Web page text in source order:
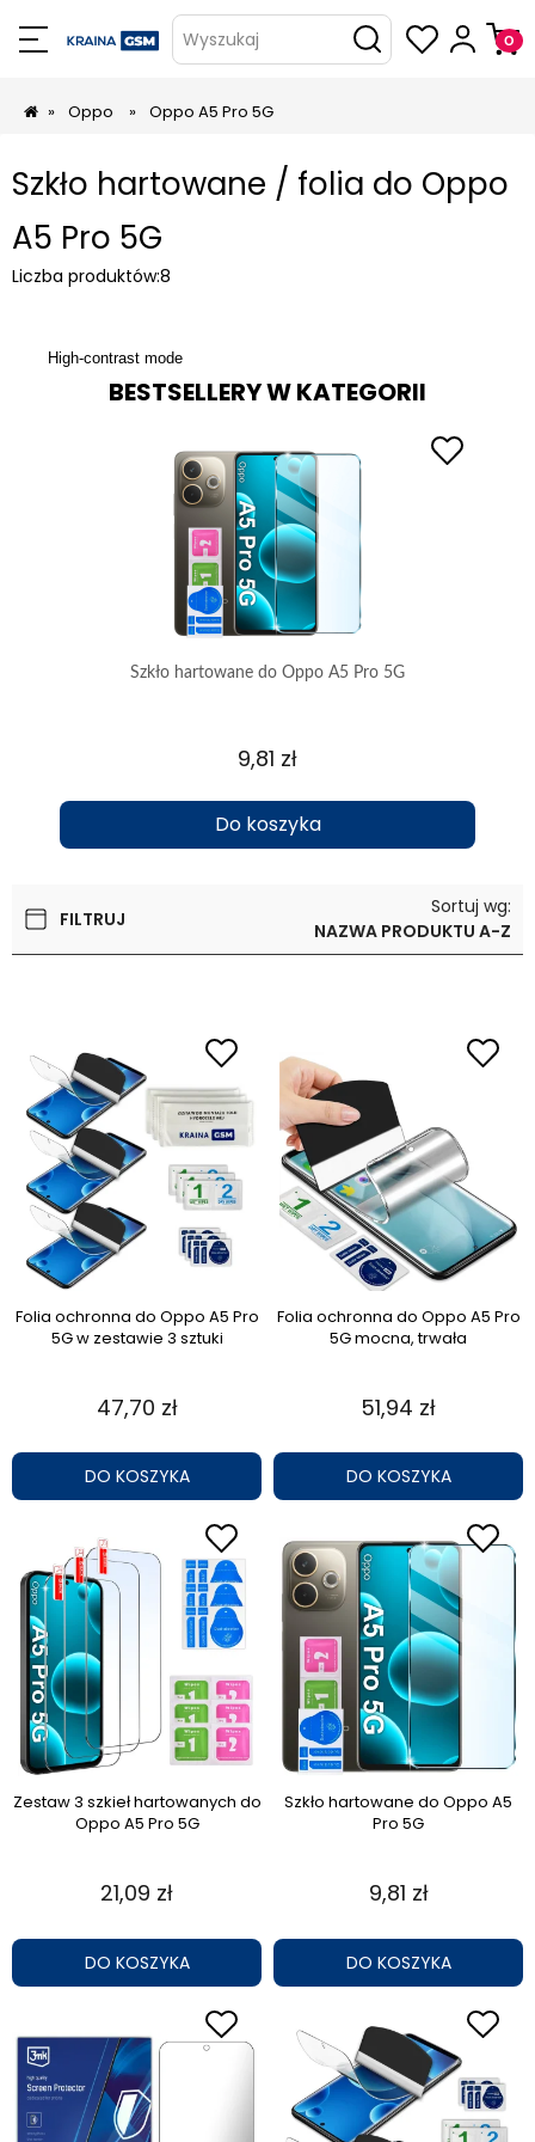
Wyszukaj
» Oppo » Oppo A5 Pro 5G
Szkło hartowane / folia do Oppo
A5 Pro 5G
Liczba produktów:8
High-contrast mode
BESTSELLERY W KATEGORII
Szkło hartowane do Oppo A5 Pro 5G
9,81 zł
Do koszyka
FILTRUJ
Sortuj wg:
NAZWA PRODUKTU A-Z
Folia ochronna do Oppo A5 Pro
5G w zestawie 3 sztuki
47,70 zł
DO KOSZYKA
Folia ochronna do Oppo A5 Pro
5G mocna, trwała
51,94 zł
DO KOSZYKA
Zestaw 3 szkieł hartowanych do
Oppo A5 Pro 5G
21,09 zł
DO KOSZYKA
Szkło hartowane do Oppo A5
Pro 5G
9,81 zł
DO KOSZYKA